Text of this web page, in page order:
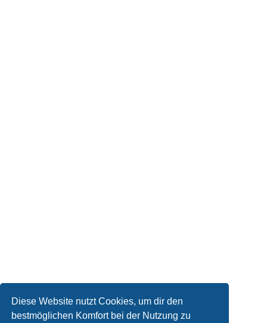
Diese Website nutzt Cookies, um dir den
bestmöglichen Komfort bei der Nutzung zu